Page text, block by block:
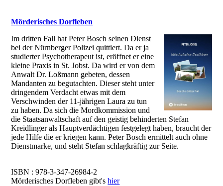
Mörderisches Dorfleben
Im dritten Fall hat Peter Bosch seinen Dienst
bei der Nürnberger Polizei quittiert. Da er ja
studierter Psychotherapeut ist, eröffnet er eine
kleine Praxis in St. Jobst. Da wird er von dem
Anwalt Dr. Loßmann gebeten, dessen
Mandanten zu begutachten. Dieser steht unter
dringendem Verdacht etwas mit dem
Verschwinden der 11-jährigen Laura zu tun
zu haben. Da sich die Mordkommission und
die Staatsanwaltschaft auf den geistig behinderten Stefan
Kreidlinger als Hauptverdächtigen festgelegt haben, braucht der
jede Hilfe die er kriegen kann. Peter Bosch ermittelt auch ohne
Dienstmarke, und steht Stefan schlagkräftig zur Seite.
ISBN : 978-3-347-26984-2
Mörderisches Dorfleben gibt'shier